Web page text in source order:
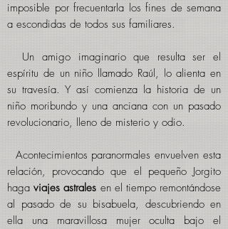
imposible por frecuentarla los fines de semana
a escondidas de todos sus familiares.
Un amigo imaginario que resulta ser el
espíritu de un niño llamado Raúl, lo alienta en
su travesía. Y así comienza la historia de un
niño moribundo y una anciana con un pasado
revolucionario, lleno de misterio y odio.
Acontecimientos paranormales envuelven esta
relación, provocando que el pequeño Jorgito
hagaviajes astrales en el tiempo remontándose
al pasado de su bisabuela, descubriendo en
ella una maravillosa mujer oculta bajo el